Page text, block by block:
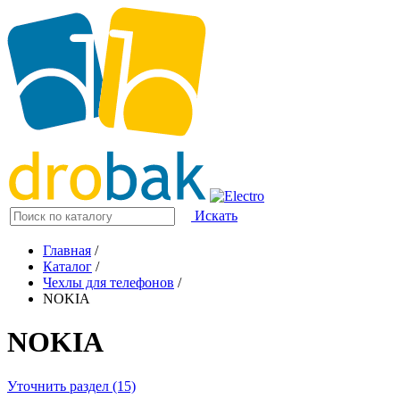
Искать
Главная /
Каталог /
Чехлы для телефонов /
NOKIA
NOKIA
Уточнить раздел (15)